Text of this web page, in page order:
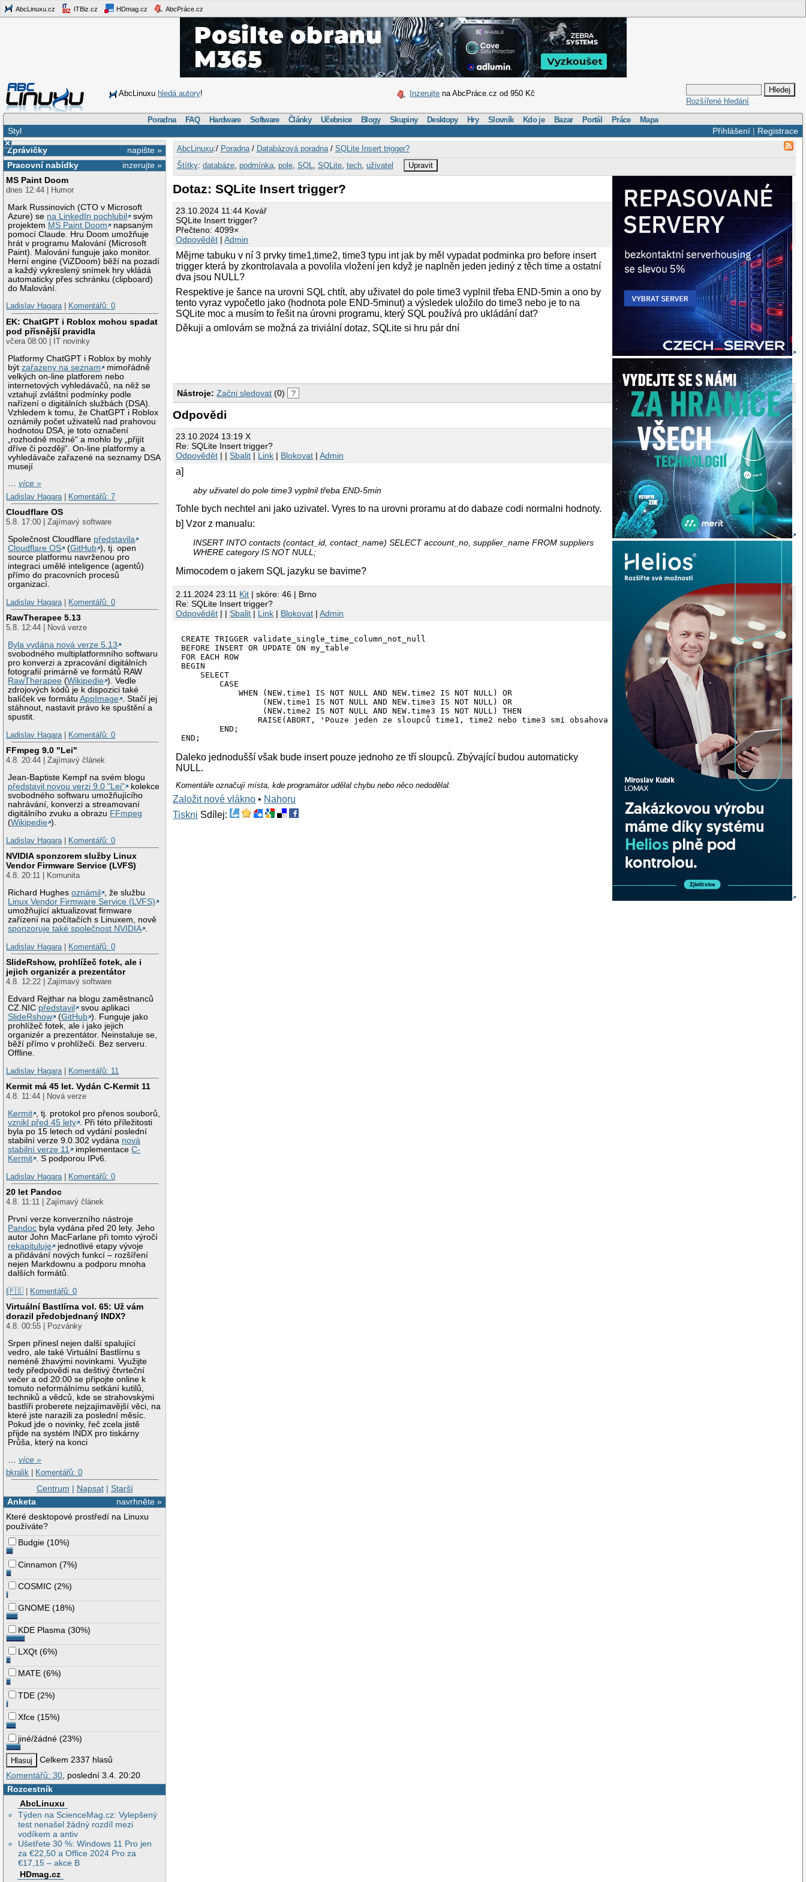
AbcLinuxu.cz ITBiz.cz HDmag.cz AbcPráce.cz
AbcLinuxu hledá autory! Inzerujte na AbcPráce.cz od 950 Kč
Rozšířené hledání
Poradna FAQ Hardware Software Články Učebnice Blogy Skupiny Desktopy Hry Slovník Kdo je Bazar Portál Práce Mapa
Přihlášení| Registrace
Styl
×
napište »
Zprávičky
inzerujte »
Pracovní nabídky
MS Paint Doom
dnes 12:44 | Humor
Mark Russinovich (CTO v Microsoft
Azure) se na LinkedIn pochlubil
svým
projektem MS Paint Doom
napsaným
pomocí Claude. Hru Doom umožňuje
hrát v programu Malování (Microsoft
Paint). Malování funguje jako monitor.
Herní engine (ViZDoom) běží na pozadí
a každý vykreslený snímek hry vkládá
automaticky přes schránku (clipboard)
do Malování.
Ladislav Hagara| Komentářů: 0
EK: ChatGPT i Roblox mohou spadat
pod přísnější pravidla
včera 08:00 | IT novinky
Platformy ChatGPT i Roblox by mohly
býtzařazeny na seznam
mimořádně
velkých on-line platforem nebo
internetových vyhledávačů, na něž se
vztahují zvláštní podmínky podle
nařízení o digitálních službách (DSA).
Vzhledem k tomu, že ChatGPT i Roblox
oznámily počet uživatelů nad prahovou
hodnotou DSA, je toto označení
„rozhodně možné“ a mohlo by „přijít
dříve či později“. On-line platformy a
vyhledávače zařazené na seznamy DSA
musejí
…více »
Ladislav Hagara
Komentářů: 7
Cloudflare OS
5.8. 17:00 | Zajímavý software
Společnost Cloudflare představila
Cloudflare OS
(GitHub ), tj. open
source platformu navrženou pro
integraci umělé inteligence (agentů)
přímo do pracovních procesů
organizací.
Ladislav Hagara
Komentářů: 0
RawTherapee 5.13
5.8. 12:44 | Nová verze
Byla vydána nová verze 5.13
svobodného multiplatformního softwaru
pro konverzi a zpracování digitálních
fotografií primárně ve formátů RAW
RawTherapee (Wikipedie ). Vedle
zdrojových kódů je k dispozici také
balíček ve formátuAppImage . Stačí jej
stáhnout, nastavit právo ke spuštění a
spustit.
Ladislav Hagara
Komentářů: 0
FFmpeg 9.0 "Lei"
4.8. 20:44 | Zajímavý článek
Jean-Baptiste Kempf na svém blogu
představil novou verzi 9.0 "Lei"
kolekce
svobodného softwaru umožňujícího
nahrávání, konverzi a streamovaní
digitálního zvuku a obrazu FFmpeg
(Wikipedie ).
Ladislav Hagara | Komentářů: 0
NVIDIA sponzorem služby Linux
Vendor Firmware Service (LVFS)
4.8. 20:11 | Komunita
Richard Hughesoznámil
, že službu
Linux Vendor Firmware Service (LVFS)
umožňující aktualizovat firmware
zařízení na počítačích s Linuxem, nově
sponzoruje také společnost NVIDIA .
Ladislav Hagara | Komentářů: 0
SlideRshow, prohlížeč fotek, ale i
jejich organizér a prezentátor
4.8. 12:22 | Zajímavý software
Edvard Rejthar na blogu zaměstnanců
CZ.NIC představil
svou aplikaci
SlideRshow
(GitHub ). Funguje jako
prohlížeč fotek, ale i jako jejich
organizér a prezentátor. Neinstaluje se,
běží přímo v prohlížeči. Bez serveru.
Offline.
Ladislav Hagara | Komentářů: 11
Kermit má 45 let. Vydán C-Kermit 11
4.8. 11:44 | Nová verze
Kermit
, tj. protokol pro přenos souborů,
vznikl před 45 lety
. Při této příležitosti
byla po 15 letech od vydání poslední
stabilní verze 9.0.302 vydána nová
stabilní verze 11
implementaceC-
Kermit
. S podporou IPv6.
Ladislav Hagara | Komentářů: 0
20 let Pandoc
4.8. 11:11 | Zajímavý článek
První verze konverzního nástroje
Pandoc byla vydána před 20 lety. Jeho
autor John MacFarlane při tomto výročí
rekapituluje
jednotlivé etapy vývoje
a přidávání nových funkcí – rozšíření
nejen Markdownu a podporu mnoha
dalších formátů.
|🇵🇸 | Komentářů: 0
Virtuální Bastlírna vol. 65: Už vám
dorazil předobjednaný INDX?
4.8. 00:55 | Pozvánky
Srpen přinesl nejen další spalující
vedro, ale také Virtuální Bastlírnu s
neméně žhavými novinkami. Využijte
tedy předpovědi na deštivý čtvrteční
večer a od 20:00 se připojte online k
tomuto neformálnímu setkání kutilů,
techniků a vědců, kde se strahovskými
bastlíři proberete nejzajímavější věci, na
které jste narazili za poslední měsíc.
Pokud jde o novinky, řeč zcela jistě
přijde na systém INDX pro tiskárny
Průša, který na konci
…více »
bkralik
Komentářů: 0
Centrum | Napsat| Starší
navrhněte »
Anketa
Které desktopové prostředí na Linuxu
používáte?
Budgie (10%)
Cinnamon (7%)
COSMIC (2%)
GNOME (18%)
KDE Plasma (30%)
LXQt (6%)
MATE (6%)
TDE (2%)
Xfce (15%)
jiné/žádné (23%)
Celkem 2337 hlasů
Komentářů: 30 , poslední 3.4. 20:20
Rozcestník
AbcLinuxu
Týden na ScienceMag.cz: Vylepšený
test nenašel žádný rozdíl mezi
vodíkem a antiv
Ušetřete 30 %: Windows 11 Pro jen
za €22,50 a Office 2024 Pro za
€17,15 – akce B
HDmag.cz
AbcLinuxu:/ Poradna/ Databázová poradna/ SQLite Insert trigger?
Štítky: databáze, podmínka, pole, SQL SQLite, tech, uživatel Upravit
Dotaz: SQLite Insert trigger?
23.10.2024 11:44 Kovář
SQLite Insert trigger?
Přečteno: 4099×
Odpovědět |Admin
Mějme tabuku v ní 3 prvky time1,time2, time3 typu int jak by měl vypadat podminka pro before insert
trigger která by zkontrolavala a povolila vložení jen když je naplněn jeden jediný z těch time a ostatní
dva jsou NULL?
Respektive je šance na urovni SQL chtít, aby uživatel do pole time3 vyplnil třeba END-5min a ono by
tento vyraz vypočetlo jako (hodnota pole END-5minut) a výsledek uložilo do time3 nebo je to na
SQLite moc a musím to řešit na úrovni programu, který SQL používá pro ukládání dat?
Děkuji a omlovám se možná za triviální dotaz, SQLite si hru pár dní
Nástroje: Začni sledovat (0) ?
Odpovědi
23.10.2024 13:19 X
Re: SQLite Insert trigger?
Odpovědět | |Sbalit | Link | Blokovat |Admin
a]
aby uživatel do pole time3 vyplnil třeba END-5min
Tohle bych nechtel ani jako uzivatel. Vyres to na urovni proramu at do dabaze codi normalni hodnoty.
b] Vzor z manualu:
INSERT INTO contacts (contact_id, contact_name) SELECT account_no, supplier_name FROM suppliers
WHERE category IS NOT NULL;
Mimocodem o jakem SQL jazyku se bavime?
2.11.2024 23:11 Kit | skóre: 46 | Brno
Re: SQLite Insert trigger?
Odpovědět | |Sbalit | Link | Blokovat |Admin
CREATE TRIGGER validate_single_time_column_not_null
BEFORE INSERT OR UPDATE ON my_table
FOR EACH ROW
BEGIN
    SELECT
        CASE
            WHEN (NEW.time1 IS NOT NULL AND NEW.time2 IS NOT NULL) OR
                 (NEW.time1 IS NOT NULL AND NEW.time3 IS NOT NULL) OR
                 (NEW.time2 IS NOT NULL AND NEW.time3 IS NOT NULL) THEN
                RAISE(ABORT, 'Pouze jeden ze sloupců time1, time2 nebo time3 smí obsahovat hodnotu NOT NULL.')
        END;
END;
Daleko jednodušší však bude insert pouze jednoho ze tří sloupců. Zbývající budou automaticky
NULL.
Komentáře označují místa, kde programátor udělal chybu nebo něco nedodělal.
Založit nové vlákno • Nahoru
Tiskni Sdílej: